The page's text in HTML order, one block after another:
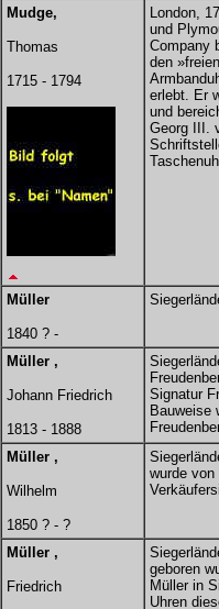
Mudge,
Thomas
1715 - 1794
London,
und
Company
den
erlebt. Er
und
Georg III.
Müller
1840 ? -
Müller ,
Johann Friedrich
1813 - 1888
Signatur
Bauweise
Müller ,
Wilhelm
1850 ? - ?
wurde
Müller ,
Friedrich
geboren
Müller in
Uhren